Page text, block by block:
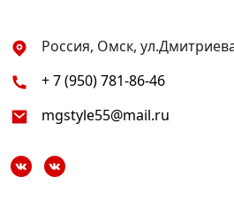
Россия, Омск,
+ 7 (950) 781-86-46
mgstyle55@mail.ru